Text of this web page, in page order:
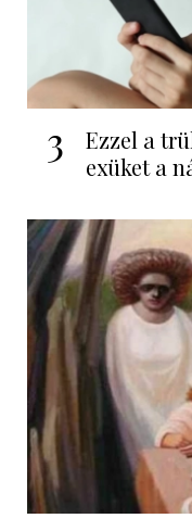
3
Ezzel a
exüket a